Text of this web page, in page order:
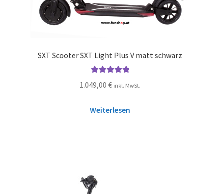
SXT Scooter SXT Light Plus V matt schwarz
5.00
1.049,00 € inkl. MwSt.
Weiterlesen